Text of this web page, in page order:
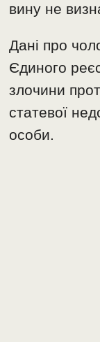
вину не
Дані про
Єдиного
злочини
статевої
особи.